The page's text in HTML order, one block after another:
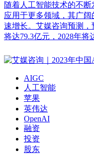
随着人工智能技术的不
应用于更多领域，其广
速增长。艾媒咨询预测
将达79.3亿元，2028年将
AIGC
人工智能
苹果
英伟达
OpenAI
融资
投资
股东